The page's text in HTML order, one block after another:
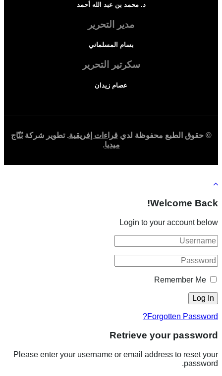
د. محمد بن عبد الله أحمد
مدير التحرير
بسام المسلماني
سكرتير التحرير
عصام زيدان
© حقوق الطبع محفوظة لدي قراءات إفريقية. تطوير شركةبُنّاج
ميديا.
Welcome Back!
Login to your account below
Remember Me
Forgotten Password?
Retrieve your password
Please enter your username or email address to reset your
password.